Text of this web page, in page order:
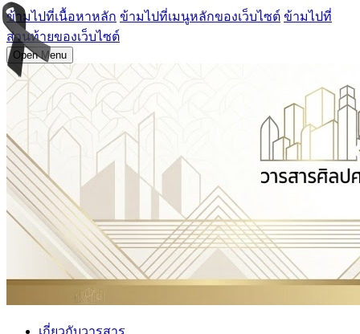
ข้ามไปที่เนื้อหาหลัก ข้ามไปที่เมนูหลักของเว็บไซต์ ข้ามไปที่
ส่วนท้ายของเว็บไซต์
Open Menu
เกี่ยวกับวารสาร